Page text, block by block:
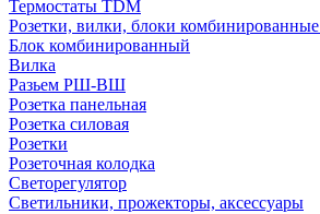
Термостаты TDM
Розетки, вилки, блоки комбинированные
Блок комбинированный
Вилка
Разьем РШ-ВШ
Розетка панельная
Розетка силовая
Розетки
Розеточная колодка
Светорегулятор
Светильники, прожекторы, аксессуары